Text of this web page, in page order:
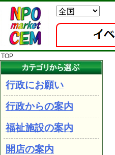
TOP
行政にお願い
行政からの案内
福祉施設の案内
開店の案内